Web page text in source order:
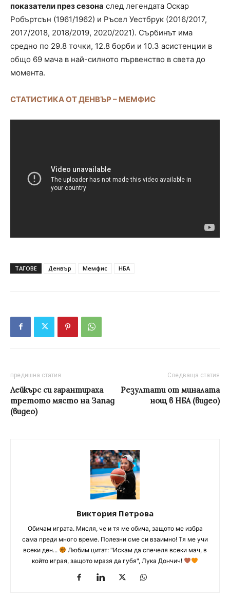
показатели през сезона след легендата Оскар
Робъртсън (1961/1962) и Ръсел Уестбрук (2016/2017,
2017/2018, 2018/2019, 2020/2021). Сърбинът има
средно по 29.8 точки, 12.8 борби и 10.3 асистенции в
общо 69 мача в най-силното първенство в света до
момента.
СТАТИСТИКА ОТ ДЕНВЪР – МЕМФИС
ТАГОВЕ Денвър Мемфис НБА
предишна статия
Лейкърс си гарантираха
третото място на Запад
(видео)
Следваща статия
Резултати от миналата
нощ в НБА (видео)
Виктория Петрова
Обичам играта. Мисля, че и тя ме обича, защото ме избра
сама преди много време. Полезни сме си взаимно! Тя ме учи
всеки ден...
Любим цитат: "Искам да спечеля всеки мач, в
който играя, защото мразя да губя", Лука Дончич!